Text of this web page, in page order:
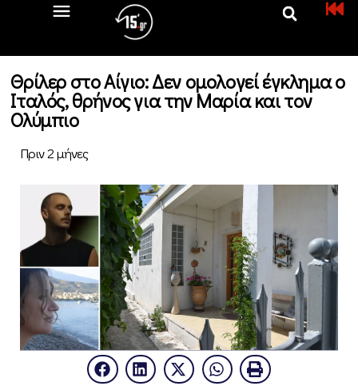
Θρίλερ στο Αίγιο: Δεν ομολογεί έγκλημα ο
Ιταλός, θρήνος για την Μαρία και τον
Ολύμπιο
Πριν 2 μήνες